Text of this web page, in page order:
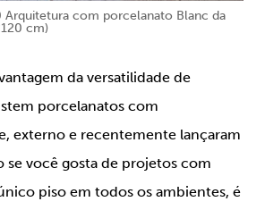
Arquitetura com porcelanato Blanc da
cm)
da versatilidade de
porcelanatos com
externo e recentemente lançaram
se você gosta de projetos com
piso em todos os ambientes, é